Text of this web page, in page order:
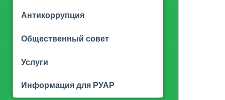
Антикоррупция
Общественный совет
Услуги
Информация для РУАР